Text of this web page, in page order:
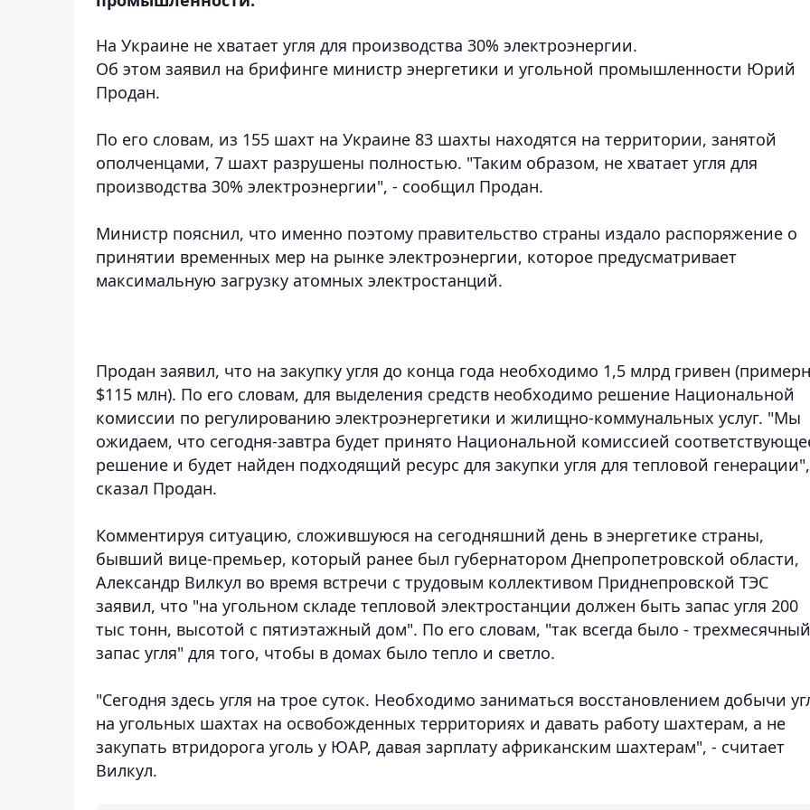
На Украине не хватает угля для производства 30% электроэнергии.
Об этом заявил на брифинге министр энергетики и угольной промышленности Юрий
Продан.
По его словам, из 155 шахт на Украине 83 шахты находятся на территории, занятой
ополченцами, 7 шахт разрушены полностью. "Таким образом, не хватает угля для
производства 30% электроэнергии", - сообщил Продан.
Министр пояснил, что именно поэтому правительство страны издало распоряжение о
принятии временных мер на рынке электроэнергии, которое предусматривает
максимальную загрузку атомных электростанций.
Продан заявил, что на закупку угля до конца года необходимо 1,5 млрд гривен
$115 млн). По его словам, для выделения средств необходимо решение Национальной
комиссии по регулированию электроэнергетики и жилищно-коммунальных услуг. "Мы
ожидаем, что сегодня-завтра будет принято Национальной комиссией
решение и будет найден подходящий ресурс для закупки угля для тепловой
сказал Продан.
Комментируя ситуацию, сложившуюся на сегодняшний день в энергетике страны,
бывший вице-премьер, который ранее был губернатором Днепропетровской области,
Александр Вилкул во время встречи с трудовым коллективом Приднепровской ТЭС
заявил, что "на угольном складе тепловой электростанции должен быть запас угля 200
тыс тонн, высотой с пятиэтажный дом". По его словам, "так всегда было - трехмесячный
запас угля" для того, чтобы в домах было тепло и светло.
"Сегодня здесь угля на трое суток. Необходимо заниматься восстановлением добычи
на угольных шахтах на освобожденных территориях и давать работу шахтерам, а не
закупать втридорога уголь у ЮАР, давая зарплату африканским шахтерам", - считает
Вилкул.